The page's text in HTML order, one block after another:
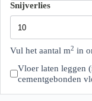
Snijverlies
Vul het aantal m2 in
Vloer laten leggen
cementgebonden